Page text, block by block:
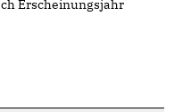
Erscheinungsjahr